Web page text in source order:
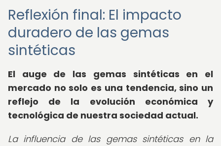
Reflexión final: El impacto
duradero de las gemas
sintéticas
El auge de las gemas sintéticas en el
mercado no solo es una tendencia, sino un
reflejo de la evolución económica y
tecnológica de nuestra sociedad actual.
La influencia de las gemas sintéticas en la